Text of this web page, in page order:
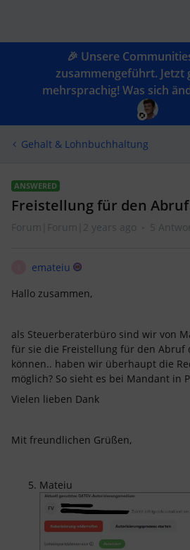
🎉 Unsere
zusammengeführt. Jetzt
mehrsprachig! Was sich
Gehalt & Lohnbuchhaltung
ANSWERED
Freistellung für den Abruf
Forum|Forum|2 years ago 5
emateiu
Hallo zusammen,
als Steuerberaterbüro sind wir von
für sie die Freistellung für den Abruf
können.. haben wir überhaupt die
möglich? So sieht es bei Mandant in
Vielen lieben Dank
Mit freundlichen Grüßen,
Mateiu